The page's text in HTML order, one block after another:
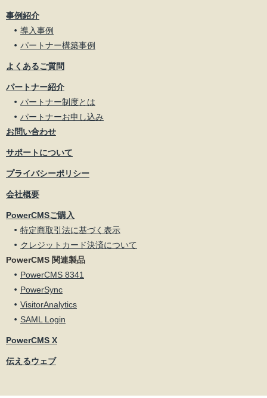
事例紹介
導入事例
パートナー構築事例
よくあるご質問
パートナー紹介
パートナー制度とは
パートナーお申し込み
お問い合わせ
サポートについて
プライバシーポリシー
会社概要
PowerCMSご購入
特定商取引法に基づく表示
クレジットカード決済について
PowerCMS 関連製品
PowerCMS 8341
PowerSync
VisitorAnalytics
SAML Login
PowerCMS X
伝えるウェブ